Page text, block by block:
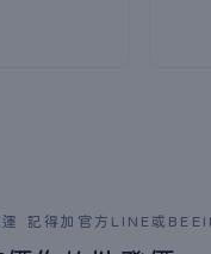
記得加官方LINE或